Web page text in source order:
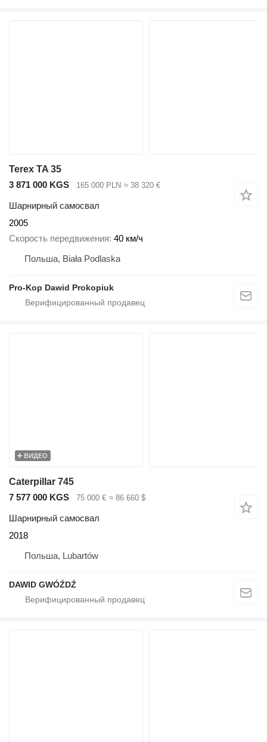
Terex TA 35
3 871 000 KGS
165 000 PLN ≈ 38 320 €
Шарнирный самосвал
2005
Скорость передвижения 40 км/ч
Польша, Biała Podlaska
Pro-Kop Dawid Prokopiuk
ВИДЕО
Caterpillar 745
7 577 000 KGS
75 000 € ≈ 86 660 $
Шарнирный самосвал
2018
Польша, Lubartów
DAWID GWÓŹDŹ